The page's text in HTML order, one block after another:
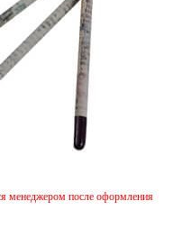
менеджером после оформления